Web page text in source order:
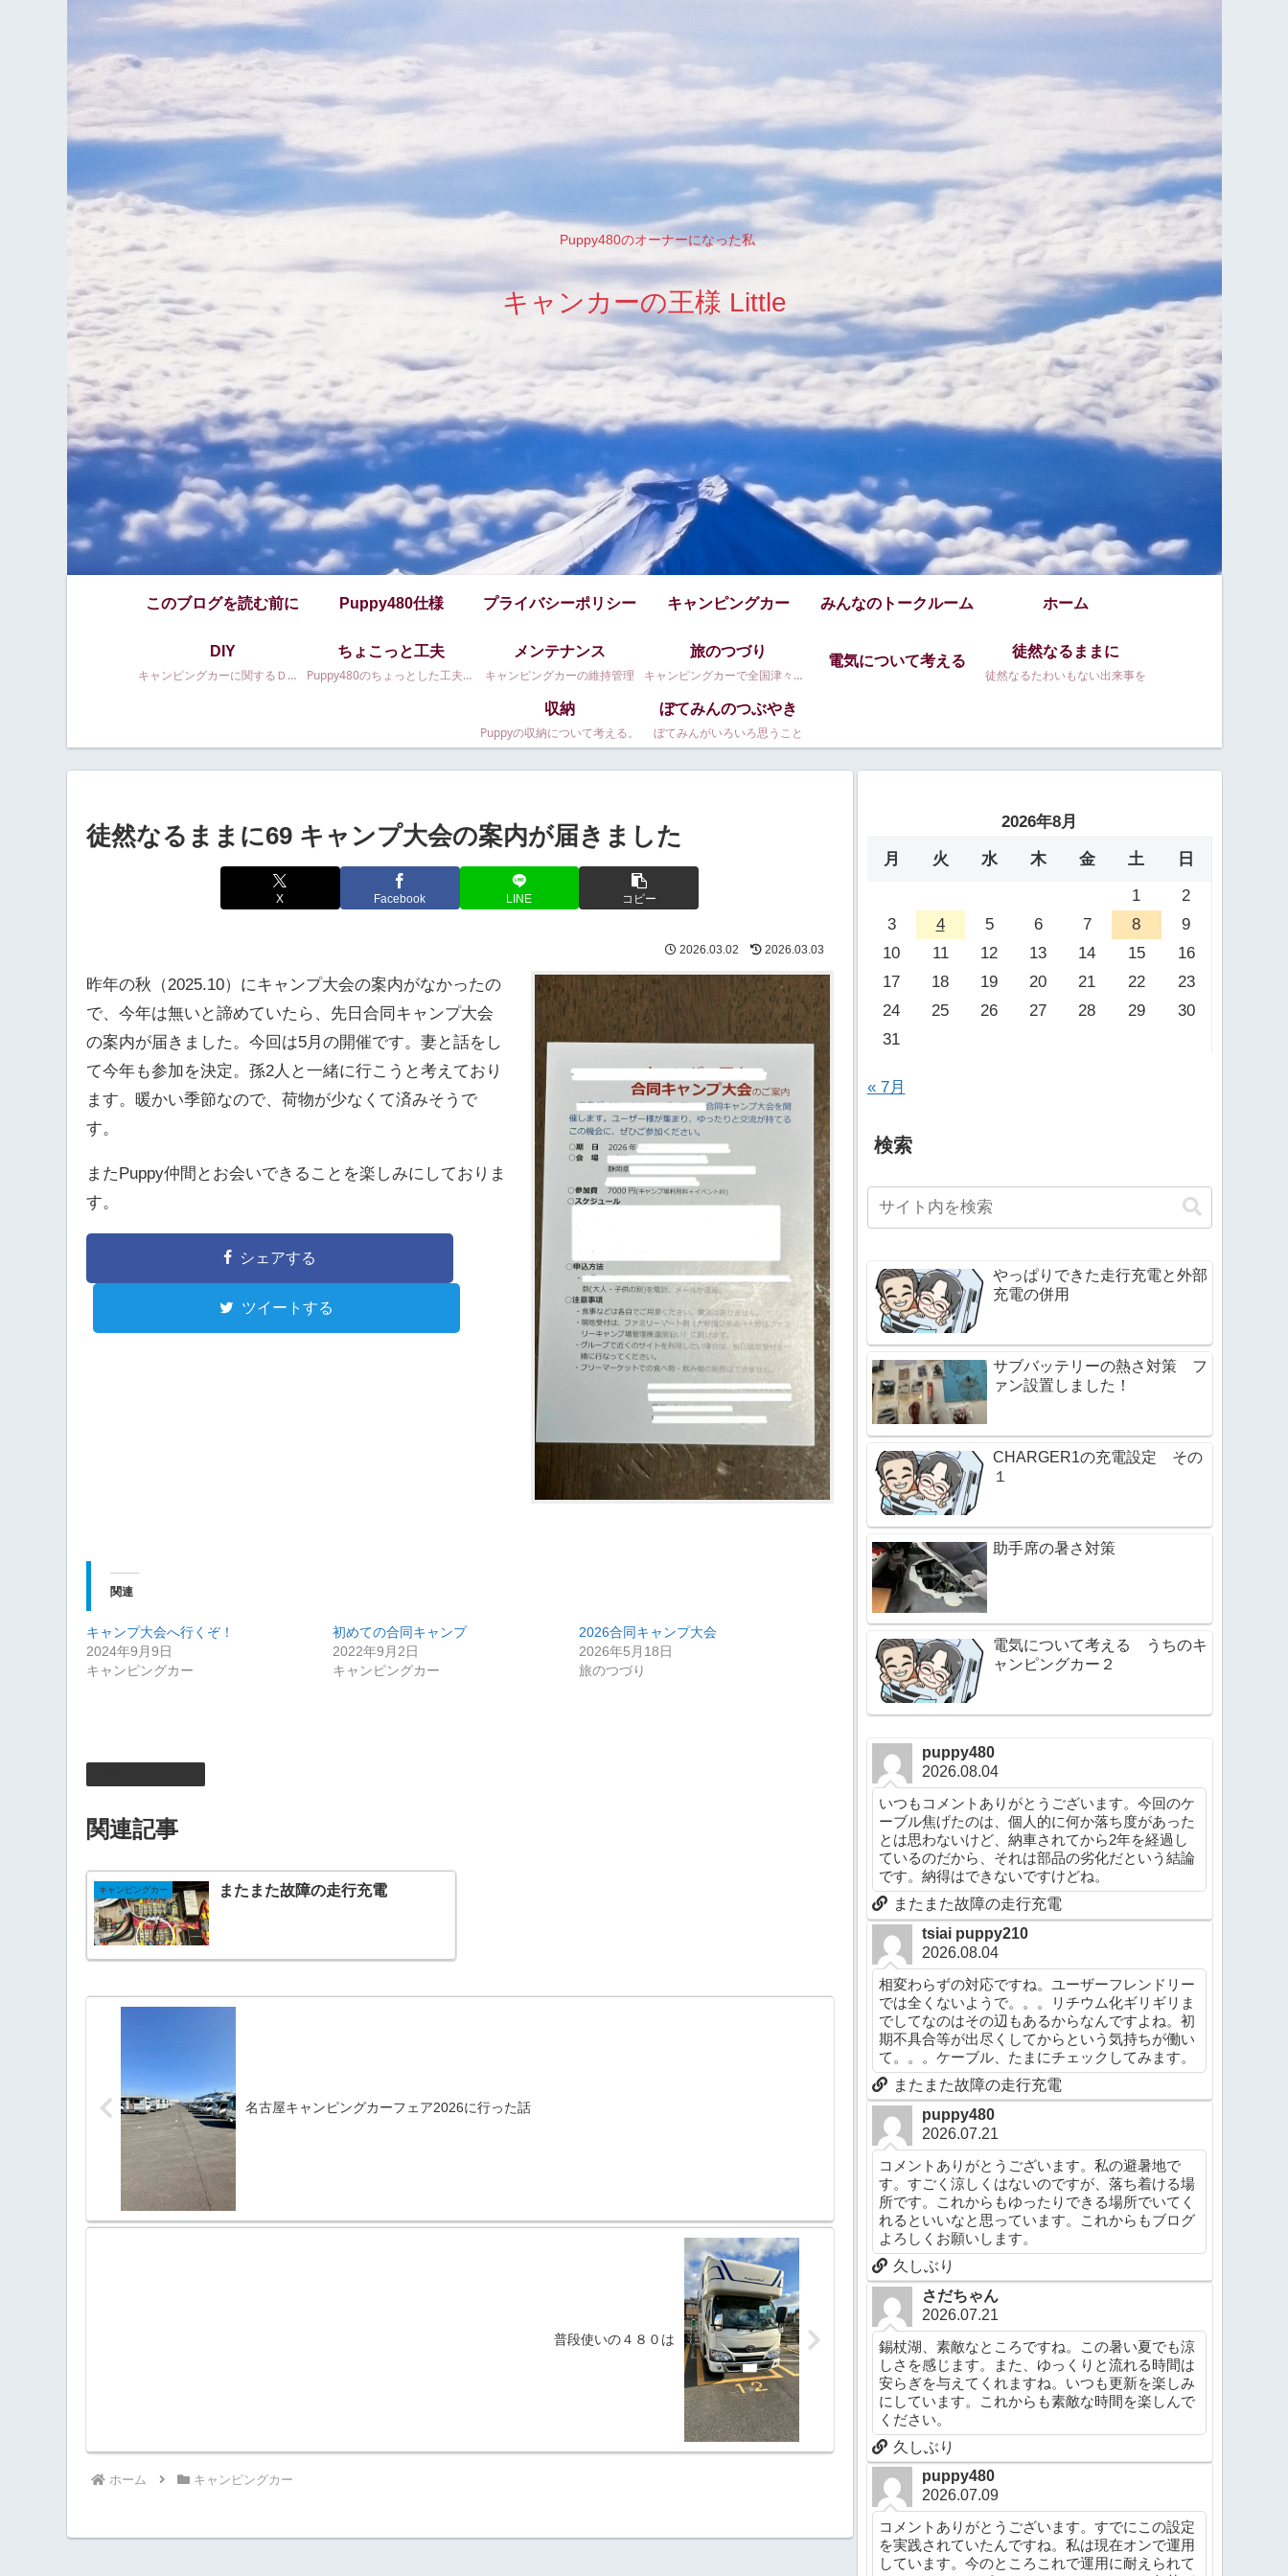
Puppy480のオーナーになった私
キャンカーの王様 Little
このブログを読む前に Puppy480仕様 プライバシーポリシー キャンピングカー みんなのトークルーム ホーム
DIY
キャンピングカーに関するＤＩＹ等
ちょこっと工夫
Puppy480のちょっとした工夫です
メンテナンス
キャンピングカーの維持管理
旅のつづり
キャンピングカーで全国津々浦々。
電気について考える
徒然なるままに
徒然なるたわいもない出来事を
収納
Puppyの収納について考える。
ぼてみんのつぶやき
ぼてみんがいろいろ思うこと
徒然なるままに69 キャンプ大会の案内が届きました
X Facebook LINE コピー
2026.03.02 2026.03.03
昨年の秋（2025.10）にキャンプ大会の案内がなかったの
で、今年は無いと諦めていたら、先日合同キャンプ大会
の案内が届きました。今回は5月の開催です。妻と話をし
て今年も参加を決定。孫2人と一緒に行こうと考えており
ます。暖かい季節なので、荷物が少なくて済みそうで
す。
またPuppy仲間とお会いできることを楽しみにしておりま
す。
シェアする
ツイートする
関連
キャンプ大会へ行くぞ！
2024年9月9日
キャンピングカー
初めての合同キャンプ
2022年9月2日
キャンピングカー
2026合同キャンプ大会
2026年5月18日
旅のつづり
関連記事
キャンピングカー またまた故障の走行充電
名古屋キャンピングカーフェア2026に行った話
普段使いの４８０は
ホーム キャンピングカー
2026年8月
月 火 水 木 金 土
日
1
2
3
4 5 6 7 8
9
10
11 12 13 14 15
16
17
18 19 20 21 22
23
24
25 26 27 28 29
30
31
« 7月
検索
やっぱりできた走行充電と外部
充電の併用
サブバッテリーの熱さ対策 フ
ァン設置しました！
CHARGER1の充電設定 その
１
助手席の暑さ対策
電気について考える うちのキ
ャンピングカー２
puppy480
2026.08.04
いつもコメントありがとうございます。今回のケ
ーブル焦げたのは、個人的に何か落ち度があった
とは思わないけど、納車されてから2年を経過し
ているのだから、それは部品の劣化だという結論
です。納得はできないですけどね。
またまた故障の走行充電
tsiai puppy210
2026.08.04
相変わらずの対応ですね。ユーザーフレンドリー
では全くないようで。。。リチウム化ギリギリま
でしてなのはその辺もあるからなんですよね。初
期不具合等が出尽くしてからという気持ちが働い
て。。。ケーブル、たまにチェックしてみます。
またまた故障の走行充電
puppy480
2026.07.21
コメントありがとうございます。私の避暑地で
す。すごく涼しくはないのですが、落ち着ける場
所です。これからもゆったりできる場所でいてく
れるといいなと思っています。これからもブログ
よろしくお願いします。
久しぶり
さだちゃん
2026.07.21
錫杖湖、素敵なところですね。この暑い夏でも涼
しさを感じます。また、ゆっくりと流れる時間は
安らぎを与えてくれますね。いつも更新を楽しみ
にしています。これからも素敵な時間を楽しんで
ください。
久しぶり
puppy480
2026.07.09
コメントありがとうございます。すでにこの設定
を実践されていたんですね。私は現在オンで運用
しています。今のところこれで運用に耐えられて